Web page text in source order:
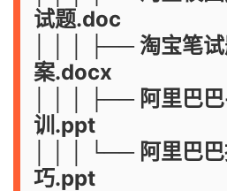
试题.doc
│ │ │ ├── 淘宝笔
案.docx
│ │ │ ├── 阿里巴
训.ppt
│ │ │ └── 阿里巴
巧.ppt